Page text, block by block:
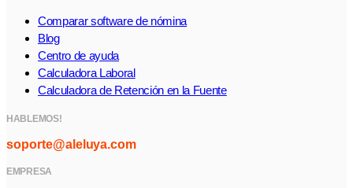
Comparar software de nómina
Blog
Centro de ayuda
Calculadora Laboral
Calculadora de Retención en la Fuente
HABLEMOS!
soporte@aleluya.com
EMPRESA